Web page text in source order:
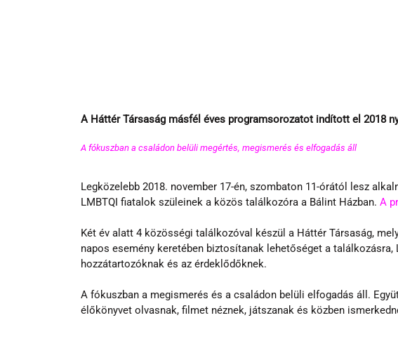
A Háttér Társaság másfél éves programsorozatot indított el 2018
A fókuszban a családon belüli megértés, megismerés és elfogadás áll
Legközelebb 2018. november 17-én, szombaton 11-órától lesz
LMBTQI fiatalok szüleinek a közös találkozóra a Bálint Házban. A
Két év alatt 4 közösségi találkozóval készül a Háttér Társaság,
napos esemény keretében biztosítanak lehetőséget a találkozásra,
hozzátartozóknak és az érdeklődőknek.
A fókuszban a megismerés és a családon belüli elfogadás áll.
élőkönyvet olvasnak, filmet néznek, játszanak és közben